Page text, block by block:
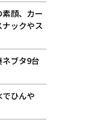
素顔、カー
ックやス
ブタ9台
ひんや